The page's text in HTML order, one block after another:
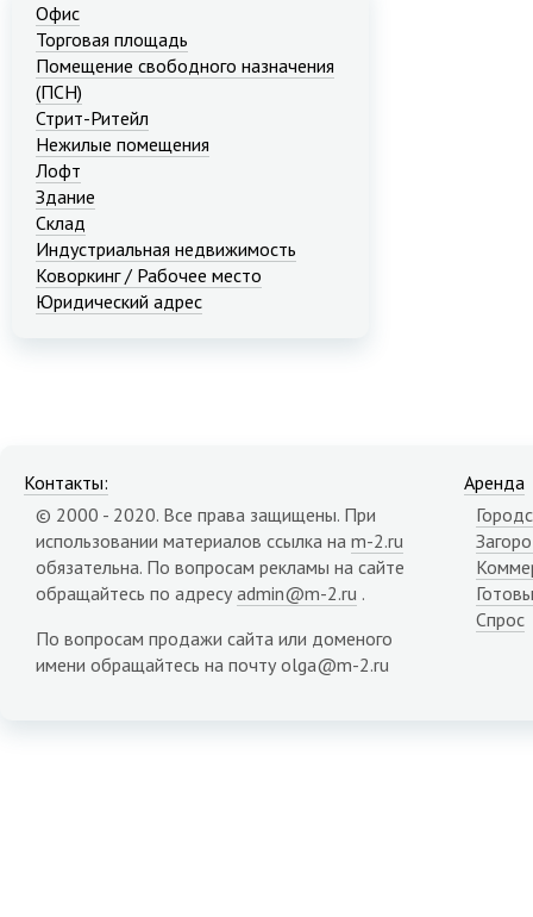
Офис
Торговая площадь
Помещение свободного назначения
(ПСН)
Стрит-Ритейл
Нежилые помещения
Лофт
Здание
Склад
Индустриальная недвижимость
Коворкинг / Рабочее место
Юридический адрес
Контакты:
© 2000 - 2020. Все права защищены. При
использовании материалов ссылка на m-2.ru
обязательна. По вопросам рекламы на сайте
обращайтесь по адресу admin@m-2.ru .
По вопросам продажи сайта или доменого
имени обращайтесь на почту olga@m-2.ru
Аренда
Спрос